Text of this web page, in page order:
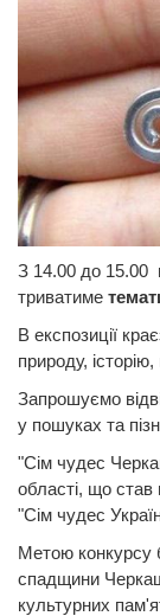
З 14.00 до 15.00
триватиме
В експозиції
природу,
Запрошуємо
у пошуках та
"Сім чудес
області, що став
"Сім чудес
Метою конкурсу
спадщини
культурних